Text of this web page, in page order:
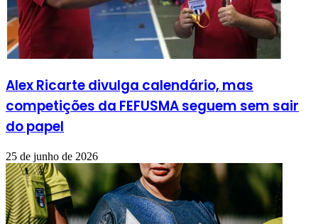
Alex Ricarte divulga calendário, mas
competições da FEFUSMA seguem sem sair
do papel
25 de junho de 2026